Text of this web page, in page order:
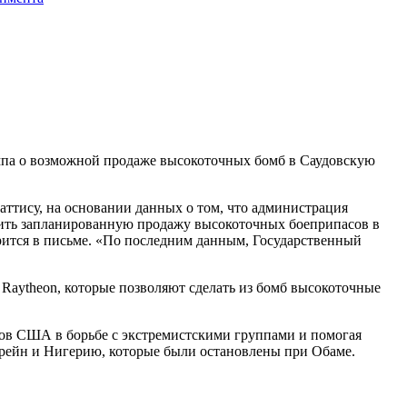
о возможной продаже высокоточных бомб в Саудовскую
на основании данных о том, что администрация
запланированную продажу высокоточных боеприпасов в
в письме. «По последним данным, Государственный
которые позволяют сделать из бомб высокоточные
США в борьбе с экстремистскими группами и помогая
и Нигерию, которые были остановлены при Обаме.